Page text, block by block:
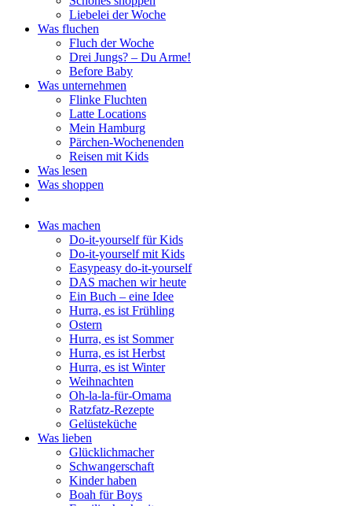
Liebelei der Woche
Was fluchen
Fluch der Woche
Drei Jungs? – Du Arme!
Before Baby
Was unternehmen
Flinke Fluchten
Latte Locations
Mein Hamburg
Pärchen-Wochenenden
Reisen mit Kids
Was lesen
Was shoppen
Was machen
Do-it-yourself für Kids
Do-it-yourself mit Kids
Easypeasy do-it-yourself
DAS machen wir heute
Ein Buch – eine Idee
Hurra, es ist Frühling
Ostern
Hurra, es ist Sommer
Hurra, es ist Herbst
Hurra, es ist Winter
Weihnachten
Oh-la-la-für-Omama
Ratzfatz-Rezepte
Gelüsteküche
Was lieben
Glücklichmacher
Schwangerschaft
Kinder haben
Boah für Boys